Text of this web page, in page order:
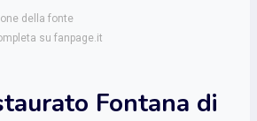
della fonte
su fanpage.it
Fontana di